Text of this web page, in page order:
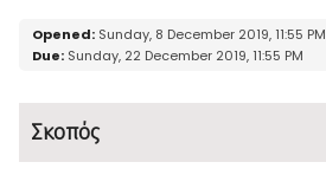
Blocks
Completion requirements
Opened: Sunday, 8 December 2019, 11:55 PM
Due: Sunday, 22 December 2019, 11:55 PM
Σκοπός